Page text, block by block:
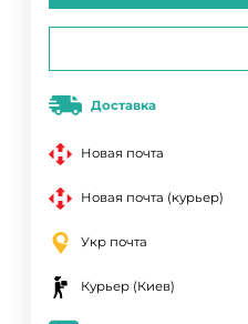
Доставка
Новая почта
Новая почта (курьер)
Укр почта
Курьер (Киев)